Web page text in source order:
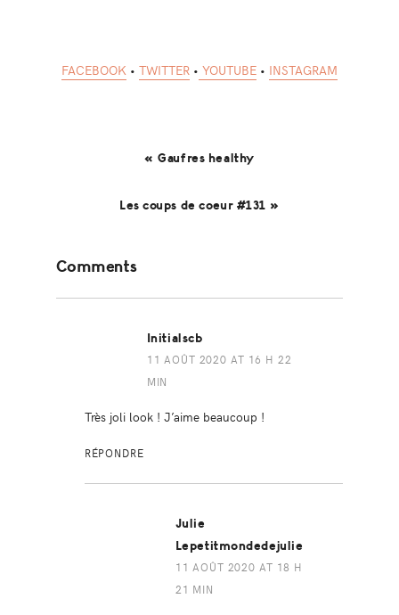
FACEBOOK • TWITTER • YOUTUBE • INSTAGRAM
« Gaufres healthy
Les coups de coeur #131 »
Interactions
Comments
Initialscb
11 AOÛT 2020 AT 16 H 22
MIN
Très joli look ! J’aime beaucoup !
RÉPONDRE
Julie
Lepetitmondedejulie
11 AOÛT 2020 AT 18 H
21 MIN